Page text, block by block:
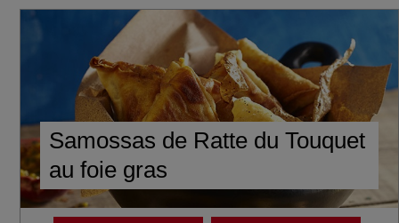
Samossas de Ratte du Touquet
au foie gras